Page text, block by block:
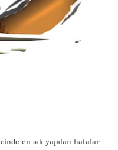
en sık yapılan hatalar